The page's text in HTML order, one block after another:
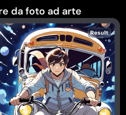
da foto ad arte